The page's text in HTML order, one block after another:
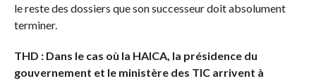
le reste des dossiers que son successeur doit absolument
terminer.
THD : Dans le cas où la HAICA, la présidence du
gouvernement et le ministère des TIC arrivent à